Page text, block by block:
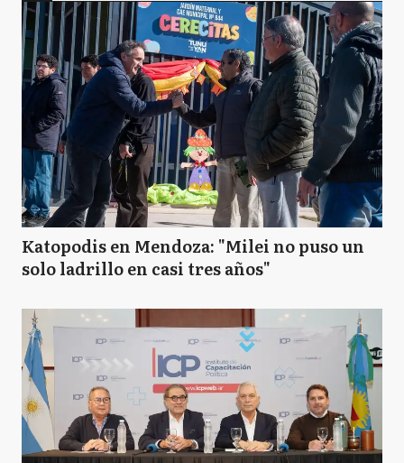
Katopodis en Mendoza: "Milei no puso un
solo ladrillo en casi tres años"